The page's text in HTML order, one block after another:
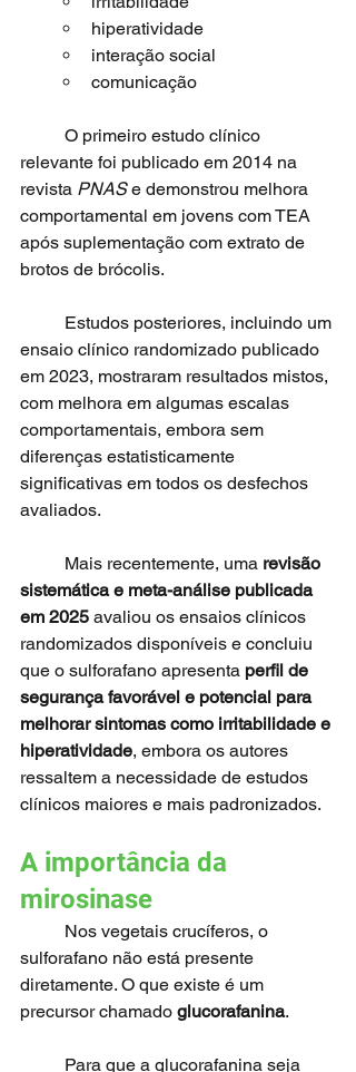
hiperatividade
interação social
comunicação
relevante foi publicado em 2014 na
revista PNAS e demonstrou melhora
comportamental em jovens com TEA
após suplementação com extrato de
brotos de brócolis.
ensaio clínico randomizado publicado
em 2023, mostraram resultados mistos,
com melhora em algumas escalas
comportamentais, embora sem
diferenças estatisticamente
significativas em todos os desfechos
avaliados.
	Mais recentemente, uma
revisão
sistemática e meta-análise publicada
em 2025 avaliou os ensaios clínicos
randomizados disponíveis e concluiu
que o sulforafano apresenta perfil de
segurança favorável e potencial para
melhorar sintomas como irritabilidade e
hiperatividade, embora os autores
ressaltem a necessidade de estudos
clínicos maiores e mais padronizados.
A importância da
mirosinase
sulforafano não está presente
diretamente. O que existe é um
precursor chamado glucorafanina.